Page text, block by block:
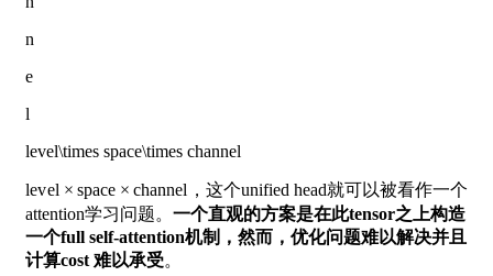
n
e
l
level\times space\times channel
level × space × channel ，这个unified head就可以被看作一个
attention学习问题。 一个直观的方案是在此tensor之上构造
一个full self-attention机制，然而，优化问题难以解决并且
计算cost 难以承受。